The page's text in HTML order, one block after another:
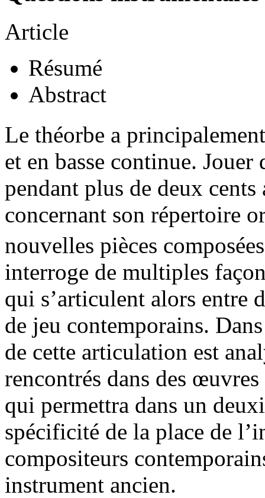
Article
Résumé
Abstract
Le théorbe a
et en basse continue.
pendant plus de deux cents
concernant son répertoire
nouvelles pièces
interroge de multiples
qui s’articulent alors entre
de jeu contemporains.
de cette articulation est
rencontrés dans des
qui permettra dans un
spécificité de la place de
compositeurs
instrument ancien.